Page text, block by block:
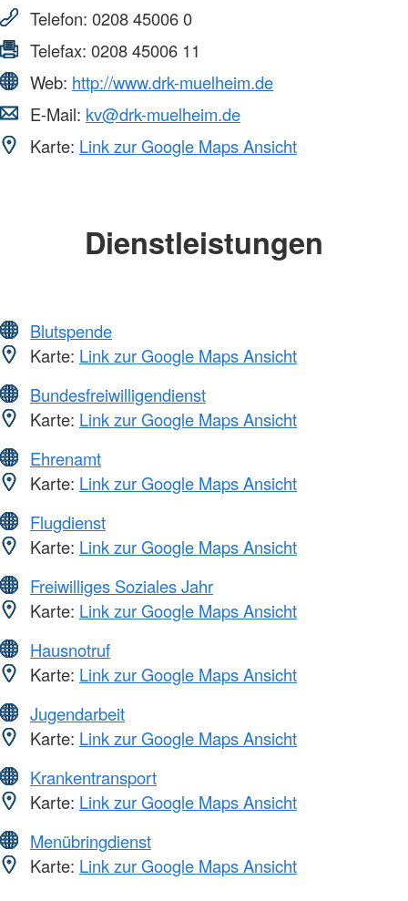
Telefon: 0208 45006 0
Telefax: 0208 45006 11
Web: http://www.drk-muelheim.de
E-Mail: kv@drk-muelheim.de
Karte: Link zur Google Maps Ansicht
Dienstleistungen
Blutspende
Karte: Link zur Google Maps Ansicht
Bundesfreiwilligendienst
Karte: Link zur Google Maps Ansicht
Ehrenamt
Karte: Link zur Google Maps Ansicht
Flugdienst
Karte: Link zur Google Maps Ansicht
Freiwilliges Soziales Jahr
Karte: Link zur Google Maps Ansicht
Hausnotruf
Karte: Link zur Google Maps Ansicht
Jugendarbeit
Karte: Link zur Google Maps Ansicht
Krankentransport
Karte: Link zur Google Maps Ansicht
Menübringdienst
Karte: Link zur Google Maps Ansicht